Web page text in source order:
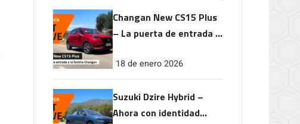
Changan New CS15 Plus
– La puerta de entrada a
18 de enero 2026
Suzuki Dzire Hybrid –
Ahora con identidad